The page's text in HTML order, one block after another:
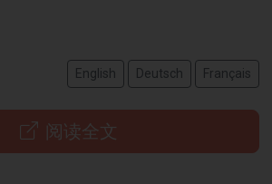
English Deutsch Français
阅读全文